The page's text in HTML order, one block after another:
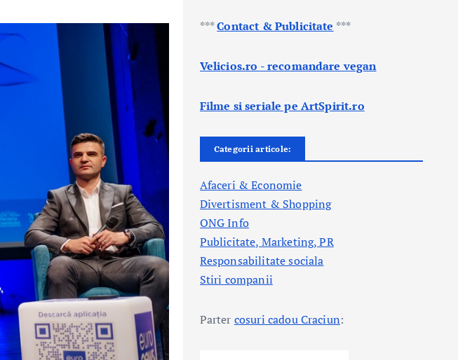
***Contact & Publicitate ***
Velicios.ro - recomandare vegan
Filme si seriale pe ArtSpirit.ro
Categorii articole:
Afaceri & Economie
Divertisment & Shopping
ONG Info
Publicitate, Marketing, PR
Responsabilitate sociala
Stiri companii
Parter cosuri cadou Craciun: